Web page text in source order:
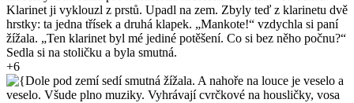
Klarinet ji vyklouzl z prstů. Upadl na zem. Zbyly teď z klarinetu dvě
hrstky: ta jedna třísek a druhá klapek. „Mankote!“ vzdychla si paní
žížala. „Ten klarinet byl mé jediné potěšení. Co si bez něho počnu?“
Sedla si na stoličku a byla smutná.
+6